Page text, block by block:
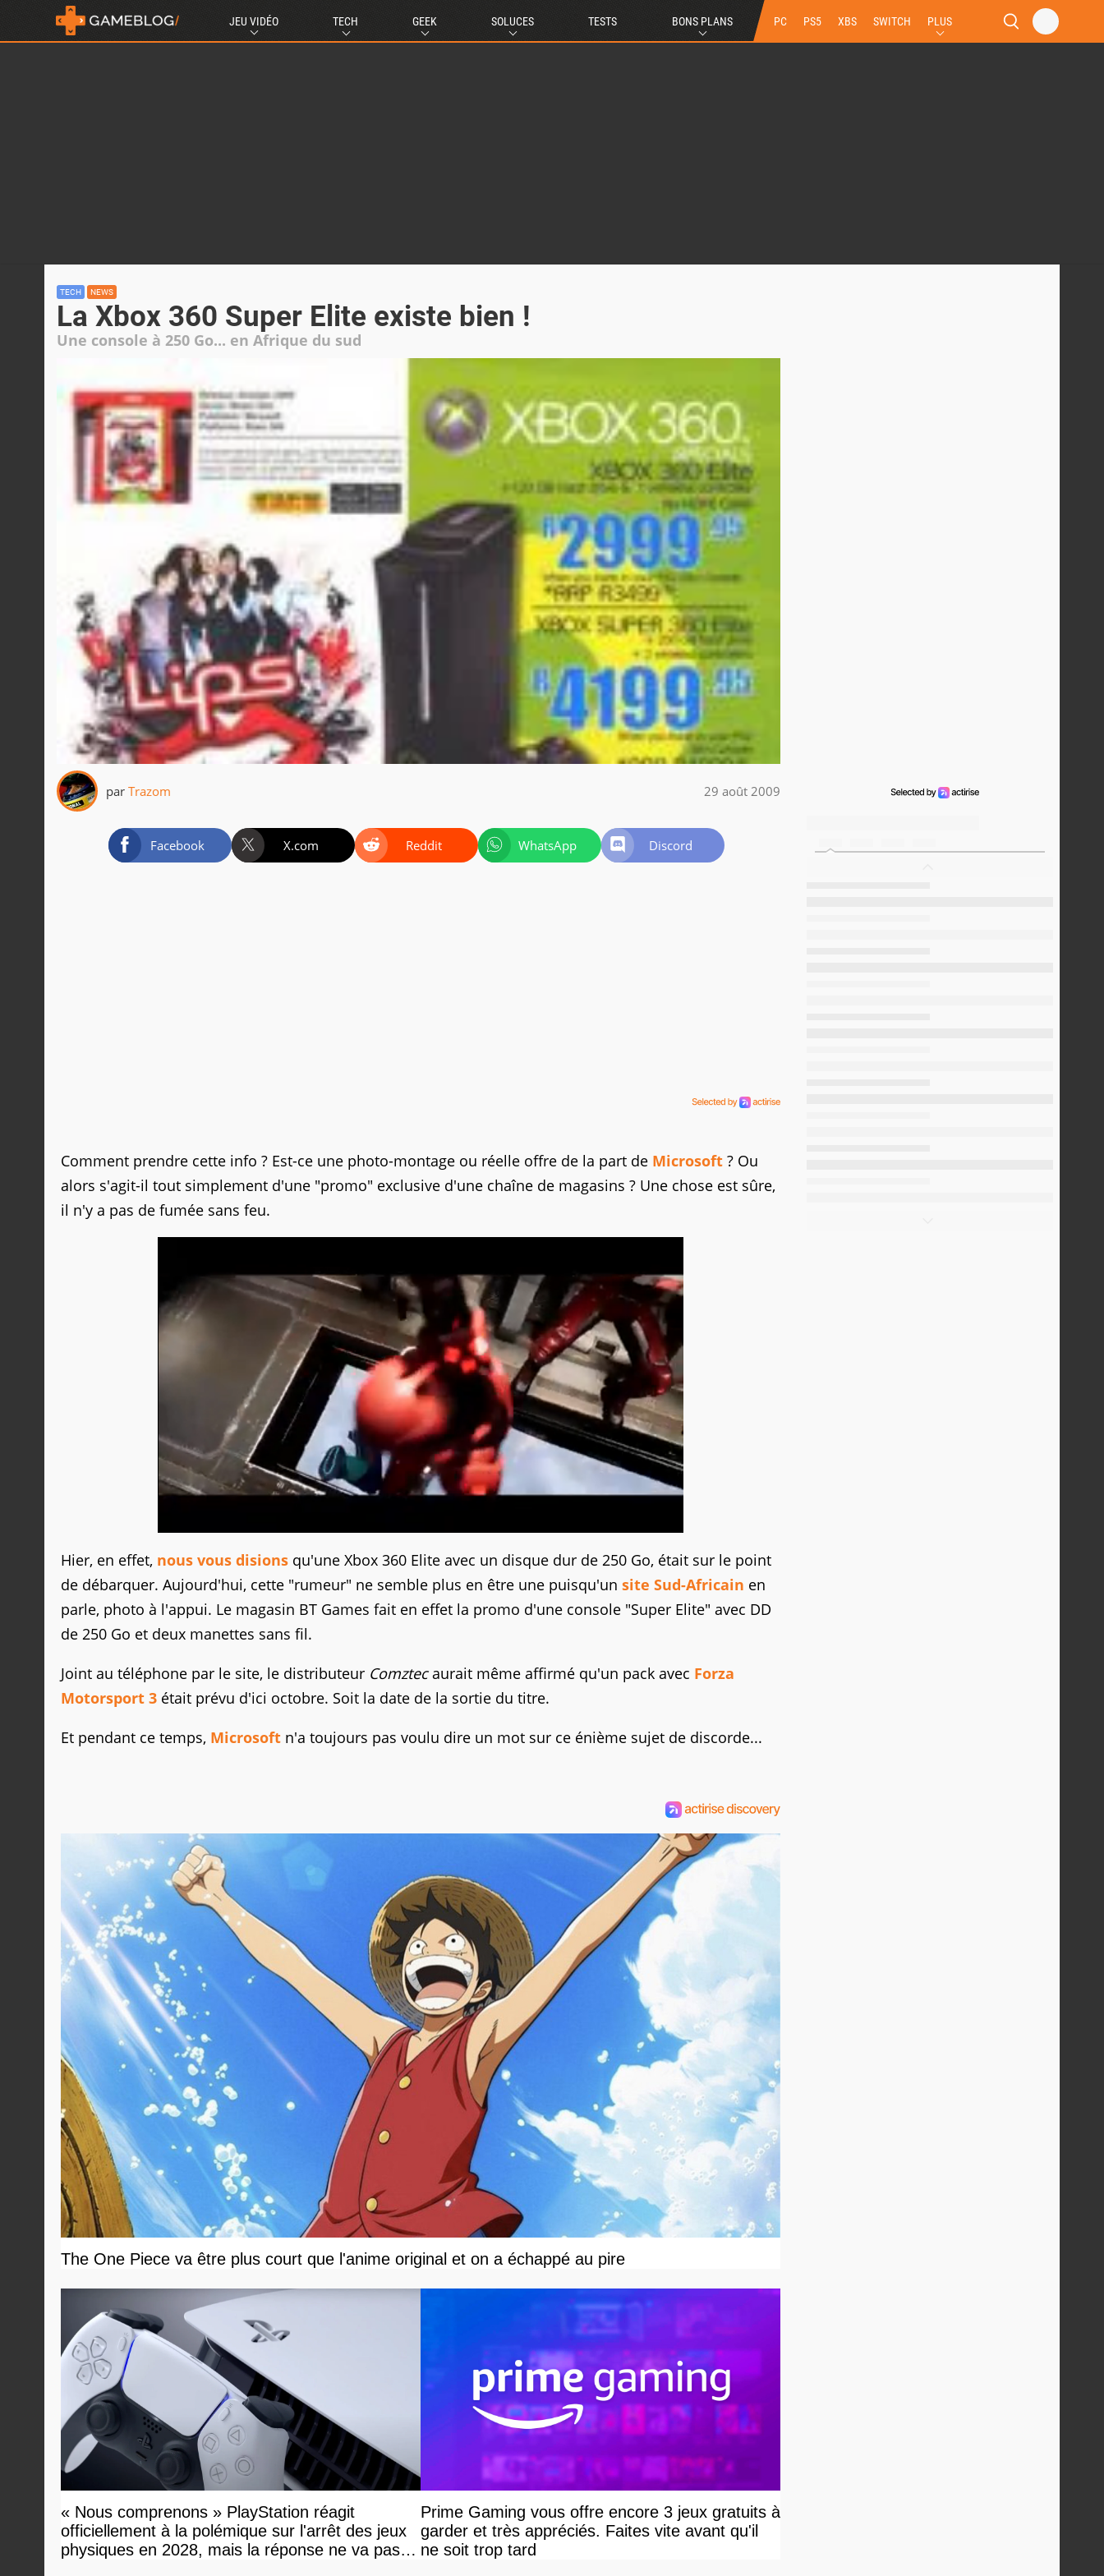
JEU VIDÉO TECH GEEK SOLUCES TESTS BONS PLANS PC PS5 XBS SWITCH PLUS
TECH NEWS
La Xbox 360 Super Elite existe bien !
Une console à 250 Go... en Afrique du sud
par Trazom 29 août 2009
Facebook X.com Reddit WhatsApp Discord
Comment prendre cette info ? Est-ce une photo-montage ou réelle offre de la part de Microsoft ? Ou
alors s'agit-il tout simplement d'une "promo" exclusive d'une chaîne de magasins ? Une chose est sûre,
il n'y a pas de fumée sans feu.
Hier, en effet, nous vous disions qu'une Xbox 360 Elite avec un disque dur de 250 Go, était sur le point
de débarquer. Aujourd'hui, cette "rumeur" ne semble plus en être une puisqu'un site Sud-Africain en
parle, photo à l'appui. Le magasin BT Games fait en effet la promo d'une console "Super Elite" avec DD
de 250 Go et deux manettes sans fil.
Joint au téléphone par le site, le distributeur Comztecaurait même affirmé qu'un pack avec Forza
Motorsport 3 était prévu d'ici octobre. Soit la date de la sortie du titre.
Et pendant ce temps, Microsoft n'a toujours pas voulu dire un mot sur ce énième sujet de discorde...
The One Piece va être plus court que l'anime original et on a échappé au pire
« Nous comprenons » PlayStation réagit
officiellement à la polémique sur l'arrêt des jeux
physiques en 2028, mais la réponse ne va pas
Prime Gaming vous offre encore 3 jeux gratuits à
garder et très appréciés. Faites vite avant qu'il
ne soit trop tard